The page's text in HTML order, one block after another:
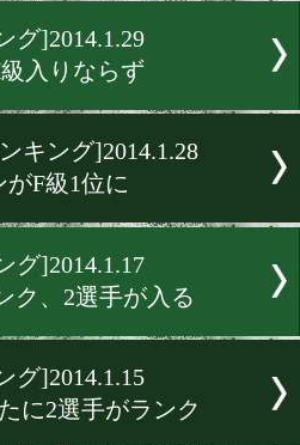
ング]2014.2.5
喜がWBAに再ランク
ング]2014.2.1
、変動は僅か
ング]2014.1.29